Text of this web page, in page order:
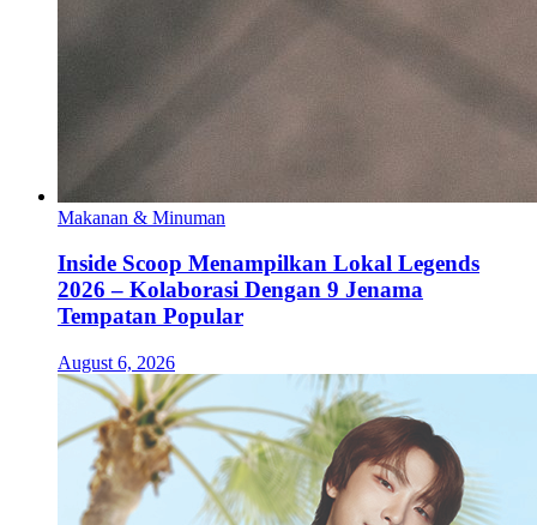
Makanan & Minuman
Inside Scoop Menampilkan Lokal Legends
2026 – Kolaborasi Dengan 9 Jenama
Tempatan Popular
August 6, 2026